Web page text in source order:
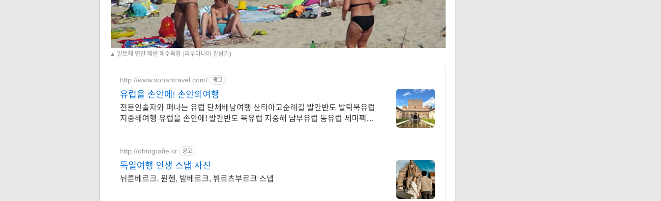
▲ 발트해 연안 해변 해수욕장 (리투아니아 팔랑가)
http://www.sonantravel.com/ 광고
유럽을 손안에! 손안의여행
전문인솔자와 떠나는 유럽 단체배낭여행 산티아고순례길 발칸반도 발틱북유럽
지중해여행 유럽을 손안에! 발칸반도 북유럽 지중해 남부유럽 동유럽 세미팩제
http://ohtografie.kr 광고
독일여행 인생 스냅 사진
뉘른베르크, 뮌헨, 밤베르크, 뷔르츠부르크 스냅